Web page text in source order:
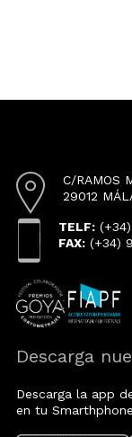
C/RAMOS
29012
TELF:(+34)
FAX:(+34)
Descarga
Descarga la app
en tu